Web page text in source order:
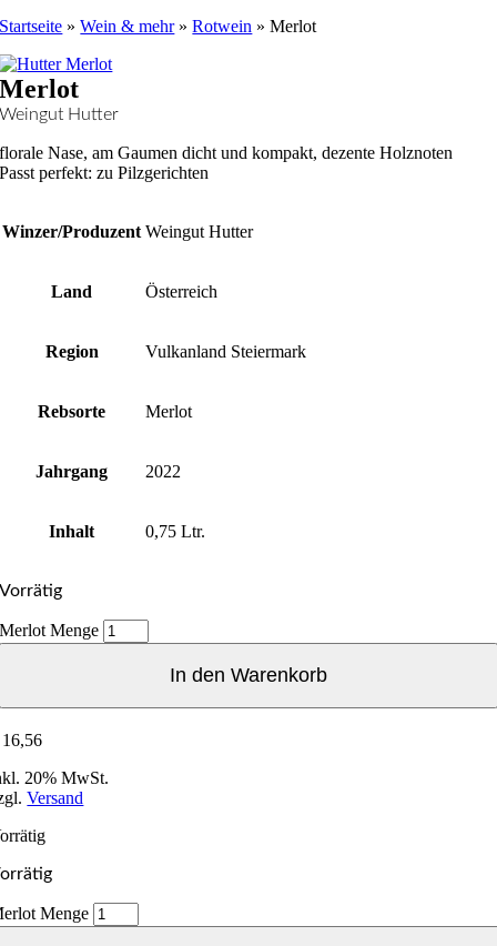
Startseite »Wein & mehr»Rotwein »Merlot
Merlot
Weingut Hutter
florale Nase, am Gaumen dicht und kompakt, dezente Holznoten
Passt perfekt: zu Pilzgerichten
Winzer/Produzent Weingut Hutter
Land Österreich
Region Vulkanland Steiermark
Rebsorte Merlot
Jahrgang 2022
Inhalt 0,75 Ltr.
Vorrätig
Merlot Menge
In den Warenkorb
20% MwSt.
Versand
Menge